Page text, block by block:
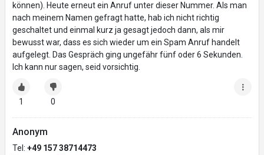
können). Heute erneut ein Anruf unter dieser Nummer. Als man
nach meinem Namen gefragt hatte, hab ich nicht richtig
geschaltet und einmal kurz ja gesagt jedoch dann, als mir
bewusst war, dass es sich wieder um ein Spam Anruf handelt
aufgelegt. Das Gespräch ging ungefähr fünf oder 6 Sekunden.
Ich kann nur sagen, seid vorsichtig.
1 0
Anonym
Tel: +49 157 38714473